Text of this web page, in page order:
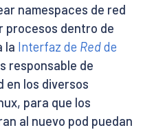
namespaces de red
procesos dentro de
la Interfaz de Redde
responsable de
en los diversos
para que los
al nuevo pod puedan